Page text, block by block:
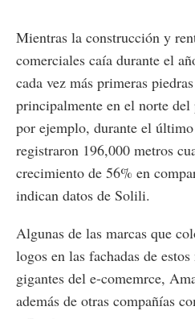
Mientras la construcción y
comerciales caía durante el
cada vez más primeras
principalmente en el norte
por ejemplo, durante el
registraron 196,000 metros
crecimiento de 56% en
indican datos de Solili.
Algunas de las marcas que
logos en las fachadas de
gigantes del e-comemrce,
además de otras compañías